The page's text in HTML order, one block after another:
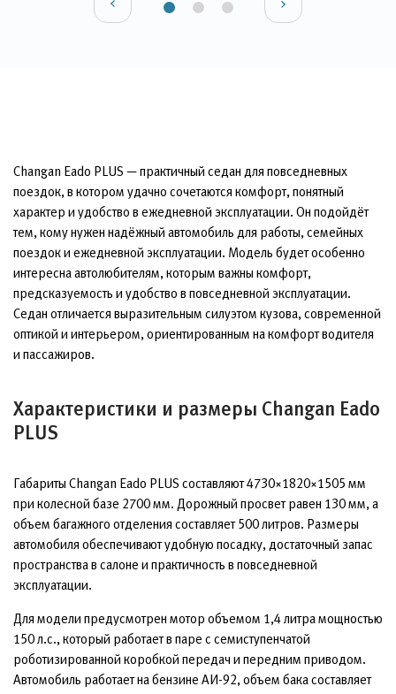
Changan Eado PLUS — практичный седан для повседневных
поездок, в котором удачно сочетаются комфорт, понятный
характер и удобство в ежедневной эксплуатации. Он подойдёт
тем, кому нужен надёжный автомобиль для работы, семейных
поездок и ежедневной эксплуатации. Модель будет особенно
интересна автолюбителям, которым важны комфорт,
предсказуемость и удобство в повседневной эксплуатации.
Седан отличается выразительным силуэтом кузова, современной
оптикой и интерьером, ориентированным на комфорт водителя
и пассажиров.
Характеристики и размеры Changan Eado
PLUS
Габариты Changan Eado PLUS составляют 4730×1820×1505 мм
при колесной базе 2700 мм. Дорожный просвет равен 130 мм, а
объем багажного отделения составляет 500 литров. Размеры
автомобиля обеспечивают удобную посадку, достаточный запас
пространства в салоне и практичность в повседневной
эксплуатации.
Для модели предусмотрен мотор объемом 1,4 литра мощностью
150 л.с., который работает в паре с семиступенчатой
роботизированной коробкой передач и передним приводом.
Автомобиль работает на бензине АИ-92, объем бака составляет